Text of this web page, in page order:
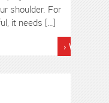
shoulder. For
it needs […]
›